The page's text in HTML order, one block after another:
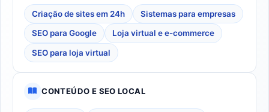
Criação de sites em 24h Sistemas para empresas
SEO para Google Loja virtual e e-commerce
SEO para loja virtual
CONTEÚDO E SEO LOCAL